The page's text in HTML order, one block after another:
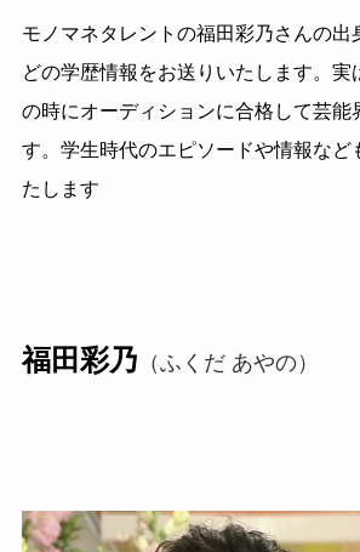
モノマネタレントの福田彩乃さんの出
どの学歴情報をお送りいたします。実
の時にオーディションに合格して芸能
す。学生時代のエピソードや情報など
たします
福田彩乃 （ふくだ あやの）